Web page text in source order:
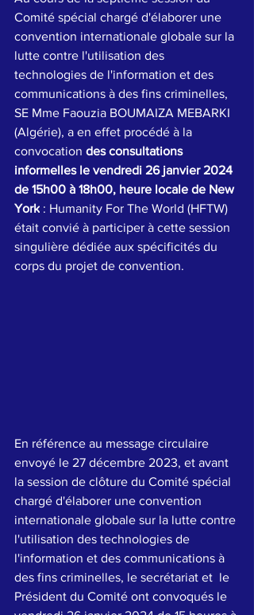
Comité spécial chargé d'élaborer une
convention internationale globale sur la
lutte contre l'utilisation des
technologies de l'information et des
communications à des fins criminelles,
SE Mme Faouzia BOUMAIZA MEBARKI
(Algérie), a en effet procédé à la
convocation des consultations
informelles le vendredi 26 janvier 2024
de 15h00 à 18h00, heure locale de New
York : Humanity For The World (HFTW)
était convié à participer à cette session
singulière dédiée aux spécificités du
corps du projet de convention.
En référence au message circulaire
envoyé le 27 décembre 2023, et avant
la session de clôture du Comité spécial
chargé d'élaborer une convention
internationale globale sur la lutte contre
l'utilisation des technologies de
l'information et des communications à
des fins criminelles, le secrétariat et  le
Président du Comité ont convoqués le